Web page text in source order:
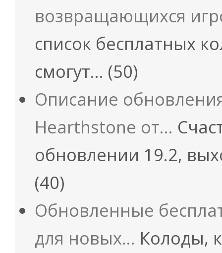
возвращающихся
список бесплатных
смогут… (50)
Описание
Hearthstone от…
обновлении 19.2,
(40)
Обновленные
для новых… Колоды,